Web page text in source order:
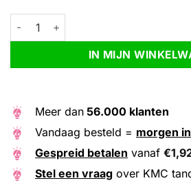
KMC tandwiel BCD104 Narrow-Wide
IN MIJN
Alternative:
Meer dan 56.000 klanten
Vandaag besteld = morgen
Gespreid betalen vanaf €
Stel een vraag over KMC